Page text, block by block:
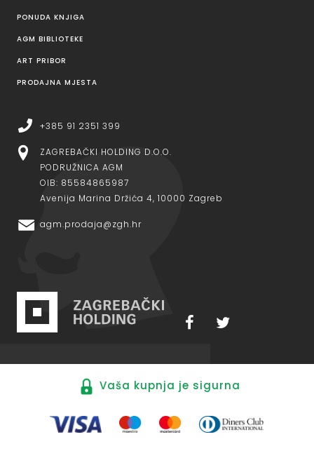
PONUDA KNJIGA
AGM BIBLIOTEKE
ART PRIBOR
PRODAJNA MJESTA
+385 91 2351 399
ZAGREBAČKI HOLDING D.O.O.
PODRUŽNICA AGM
OIB: 85584865987
Avenija Marina Držića 4, 10000 Zagreb
agm.prodaja@zgh.hr
Vaša kupnja je sigurna